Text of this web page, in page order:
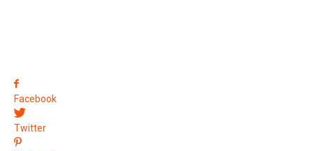
Facebook
Twitter